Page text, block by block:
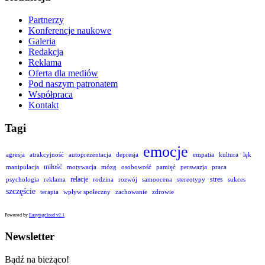
Partnerzy
Konferencje naukowe
Galeria
Redakcja
Reklama
Oferta dla mediów
Pod naszym patronatem
Współpraca
Kontakt
Tagi
agresja atrakcyjność autoprezentacja depresja emocje empatia kultura
lęk
manipulacja
miłość motywacja mózg osobowość pamięć perswazja
praca
psychologia
reklama relacje rodzina rozwój samoocena stereotypy stres sukces
szczęście terapia wpływ społeczny zachowanie zdrowie
Powered by Easytagcloud v2.1
Newsletter
Bądź na bieżąco!